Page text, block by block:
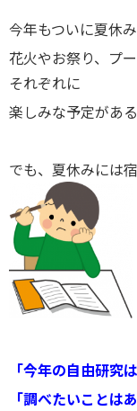
今年もついに夏休
花火やお祭り、プ
それぞれに
楽しみな予定があ
でも、夏休みには
「今年の自由研究
「調べたいことは